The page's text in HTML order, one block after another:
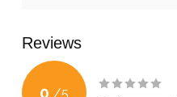
Reviews
0 /5